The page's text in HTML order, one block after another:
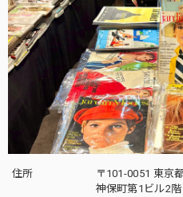
住所
〒101-0051 東京
神保町第1ビル2階